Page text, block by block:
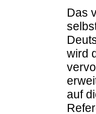
Das
wird
auf